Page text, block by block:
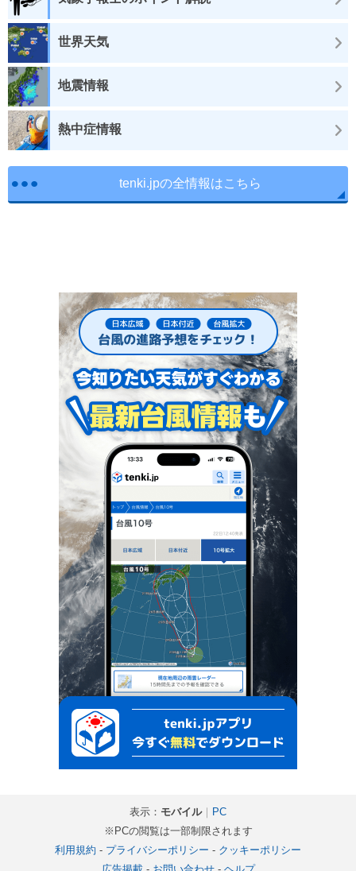
世界天気
地震情報
熱中症情報
tenki.jpの全情報はこちら
表示： モバイル｜ PC
※PCの閲覧は一部制限されます
利用規約 - プライバシーポリシー - クッキーポリシー